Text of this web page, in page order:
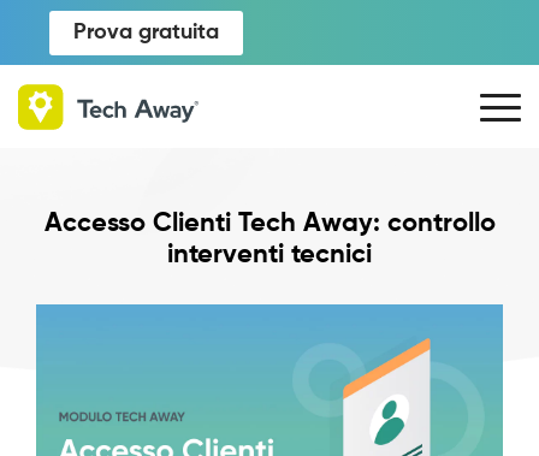
Prova gratuita
Accesso Clienti Tech Away: controllo
interventi tecnici